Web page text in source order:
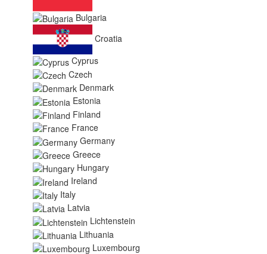
Bulgaria
Croatia
Cyprus
Czech
Denmark
Estonia
Finland
France
Germany
Greece
Hungary
Ireland
Italy
Latvia
Lichtenstein
Lithuania
Luxembourg